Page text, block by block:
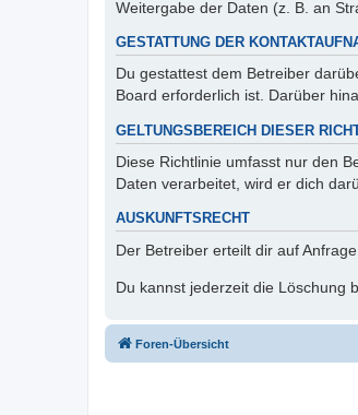
Weitergabe der Daten (z. B. an
GESTATTUNG DER
Du gestattest dem Betreiber
Board erforderlich ist. Darüber
GELTUNGSBEREICH DIESER
Diese Richtlinie umfasst nur den
Daten verarbeitet, wird er dich
AUSKUNFTSRECHT
Der Betreiber erteilt dir auf
Du kannst jederzeit die Löschung
Foren-Übersicht